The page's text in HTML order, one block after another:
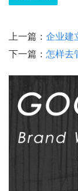
上一篇： 企业建
下一篇： 怎样去